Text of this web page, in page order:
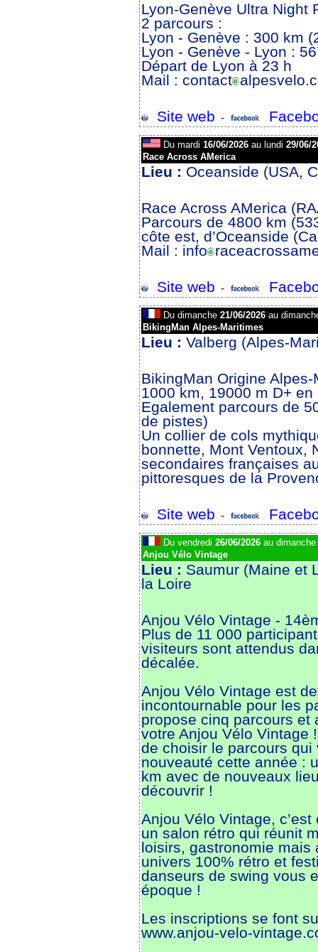
Lyon-Genève Ultra Night
2 parcours :
Lyon - Genève : 300 km
Lyon - Genève - Lyon :
Départ de Lyon à 23 h
Mail : contact
Site web -
Du mardi 16/06/2026au lundi 29/06/
Race Across AMerica
Lieu : Oceanside (USA,
Race Across AMerica
Parcours de 4800 km
côte est, d’Oceanside
Mail : info
Site web -
Du dimanche 21/06/2026au
BikingMan Alpes-Maritimes
Lieu : Valberg (Alpes-
BikingMan Origine Alpes-
1000 km, 19000 m D+ en
Egalement parcours de
de pistes)
Un collier de cols
bonnette, Mont Ventoux,
secondaires françaises
pittoresques de la
Site web -
Du vendredi 26/06/2026au dimanche
Anjou Vélo Vintage
Lieu : Saumur (Maine
la Loire
Anjou Vélo Vintage -
Plus de 11 000
visiteurs sont attendus
décalée.
Anjou Vélo Vintage est
incontournable pour les
propose cinq parcours et
votre Anjou Vélo Vintage
de choisir le parcours
nouveauté cette année :
km avec de nouveaux
découvrir !
Anjou Vélo Vintage,
un salon rétro qui réunit
loisirs, gastronomie mais
univers 100% rétro et
danseurs de swing vous
époque !
Les inscriptions se font
www.anjou-velo-